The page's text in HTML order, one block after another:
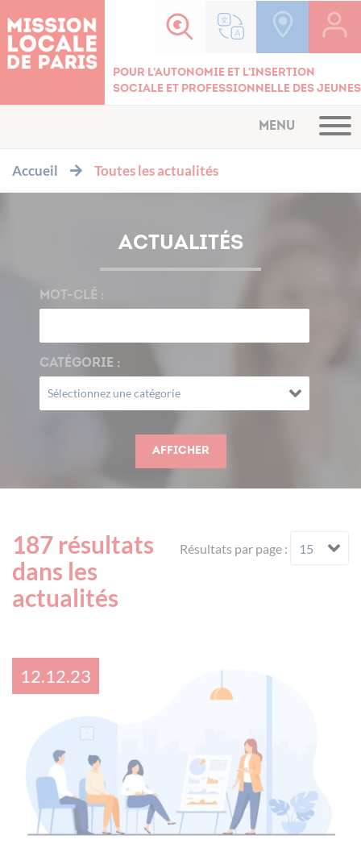
Pour l'autonomie et l'insertion
sociale et professionnelle des jeunes
MENU
Accueil Toutes les actualités
ACTUALITÉS
MOT-CLÉ :
CATÉGORIE :
Afficher
Résultats par page :
187 résultats
dans les
actualités
12.12.23